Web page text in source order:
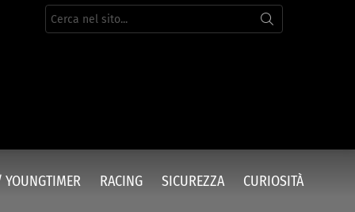
Cerca
per:
YOUNGTIMER RACING SICUREZZA CURIOSITÀ